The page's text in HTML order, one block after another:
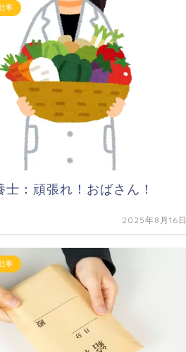
事
士：頑張れ！おばさん！
2025年8月16日
事